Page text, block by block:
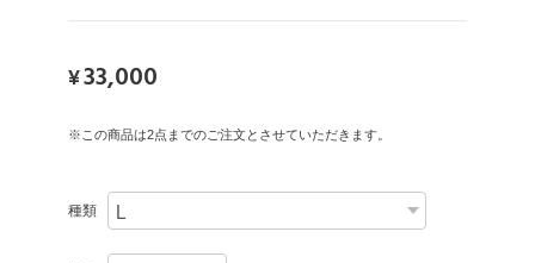
¥33,000
※この商品は2点までのご注文とさせていただきます。
種類